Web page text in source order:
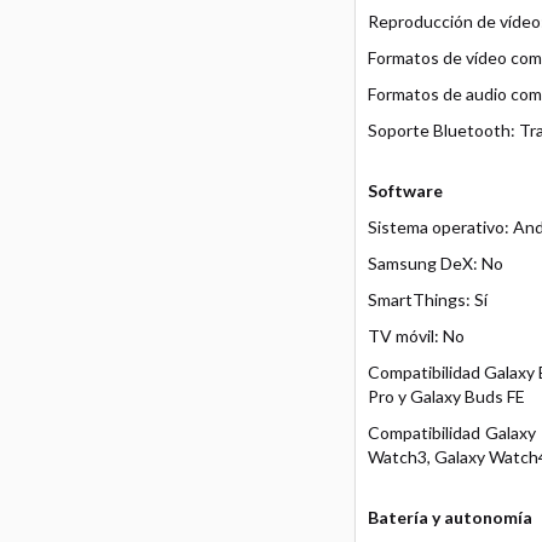
Reproducción de
Formatos de vídeo
Formatos de audio
Soporte Bluetooth:
Software
Sistema operativo:
Samsung DeX: No
SmartThings: Sí
TV móvil: No
Compatibilidad Galaxy
Pro y Galaxy Buds FE
Compatibilidad
Watch3, Galaxy
Batería y autonomía